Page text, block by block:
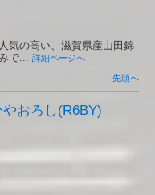
気の高い、滋賀県産山田錦
で... 詳細ページへ
先頭へ
おろし(R6BY)